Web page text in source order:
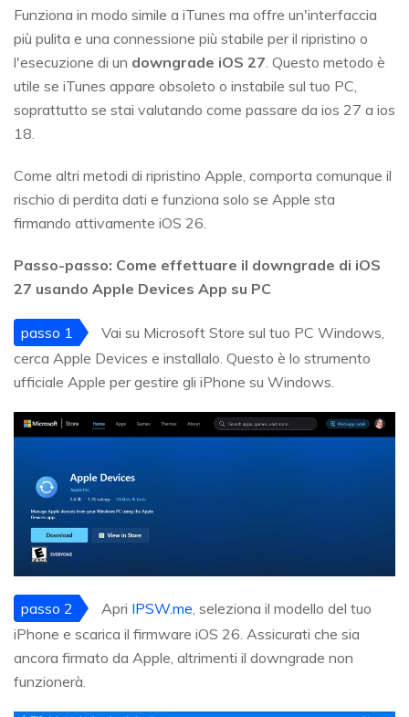
Funziona in modo simile a iTunes ma offre un'interfaccia
più pulita e una connessione più stabile per il ripristino o
l'esecuzione di un downgrade iOS 27. Questo metodo è
utile se iTunes appare obsoleto o instabile sul tuo PC,
soprattutto se stai valutando come passare da ios 27 a ios
18.
Come altri metodi di ripristino Apple, comporta comunque il
rischio di perdita dati e funziona solo se Apple sta
firmando attivamente iOS 26.
Passo-passo: Come effettuare il downgrade di iOS
27 usando Apple Devices App su PC
passo 1
Vai su Microsoft Store sul tuo PC Windows,
cerca Apple Devices e installalo. Questo è lo strumento
ufficiale Apple per gestire gli iPhone su Windows.
passo 2 Apri IPSW.me, seleziona il modello del tuo
iPhone e scarica il firmware iOS 26. Assicurati che sia
ancora firmato da Apple, altrimenti il downgrade non
funzionerà.